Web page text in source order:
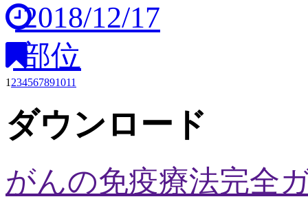
2018/12/17
部位
1 234567891011
ダウンロード
がんの免疫療法完全